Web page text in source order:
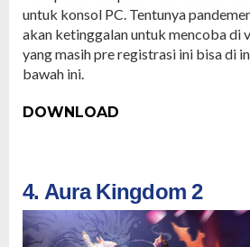
untuk konsol PC. Tentunya
akan ketinggalan untuk mencoba di
yang masih pre registrasi ini bisa di
bawah ini.
DOWNLOAD
4. Aura Kingdom 2